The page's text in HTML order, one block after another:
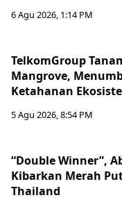
6 Agu 2026, 1:14 PM
TelkomGroup
Mangrove,
Ketahanan
5 Agu 2026, 8:54 PM
“Double Winner”,
Kibarkan Merah
Thailand